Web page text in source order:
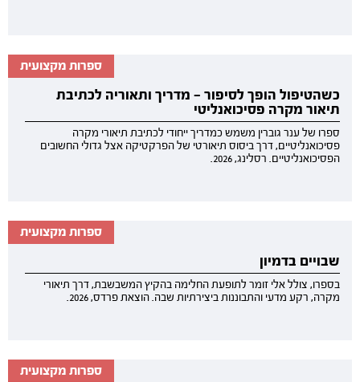
ספרות מקצועית
כשהטיפול הופך לסיפור — מדריך ותאוריה לכתיבת
תיאור מקרה פסיכואנליטי
ספרו של ענר גוברין משמש כמדריך ייחודי לכתיבת תיאורי מקרה
פסיכואנליטיים, דרך ביסוס תיאורטי של הפרקטיקה אצל גדולי החשובים
הפסיכואנליטיים. רסלינג, 2026.
ספרות מקצועית
שבויים בדמיון
בספרו, צולל אלי זומר לתופעת החלימה בהקיץ המשבשבת, דרך תיאורי
מקרה, רקע מדעי והתבוננות ביצירתיות שבה. הוצאת פרדס, 2026.
ספרות מקצועית